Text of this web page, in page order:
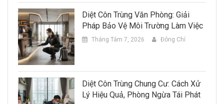
Diệt Côn Trùng Văn Phòng: Giải
Pháp Bảo Vệ Môi Trường Làm Việc
Tháng Tám 7, 2026 Đông Chí
Diệt Côn Trùng Chung Cư: Cách Xử
Lý Hiệu Quả, Phòng Ngừa Tái Phát